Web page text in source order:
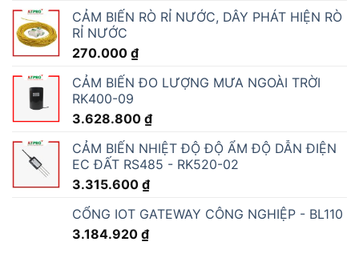
CẢM BIẾN RÒ RỈ NƯỚC, DÂY PHÁT HIỆN RÒ
RỈ NƯỚC
270.000 ₫
CẢM BIẾN ĐO LƯỢNG MƯA NGOÀI TRỜI
RK400-09
3.628.800 ₫
CẢM BIẾN NHIỆT ĐỘ ĐỘ ẨM ĐỘ DẪN ĐIỆN
EC ĐẤT RS485 - RK520-02
3.315.600 ₫
CỔNG IOT GATEWAY CÔNG NGHIỆP - BL110
3.184.920 ₫